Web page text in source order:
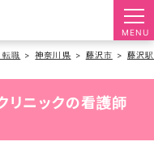
MENU
転職 神奈川県 藤沢市 藤沢
リニックの看護師